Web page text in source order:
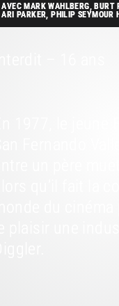
AVEC MARK WAHLBERG, BURT
ARI PARKER, PHILIP SEYMOUR
En 1977, le
San Fernando
entre un père
alors qu’il fait la
monde du
le plaisir une